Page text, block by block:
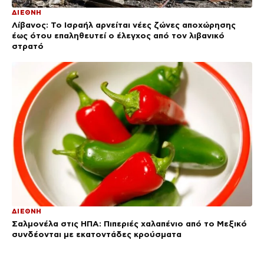
ΔΙΕΘΝΗ
Λίβανος: Το Ισραήλ αρνείται νέες ζώνες αποχώρησης
έως ότου επαληθευτεί ο έλεγχος από τον λιβανικό
στρατό
ΔΙΕΘΝΗ
Σαλμονέλα στις ΗΠΑ: Πιπεριές χαλαπένιο από το Μεξικό
συνδέονται με εκατοντάδες κρούσματα